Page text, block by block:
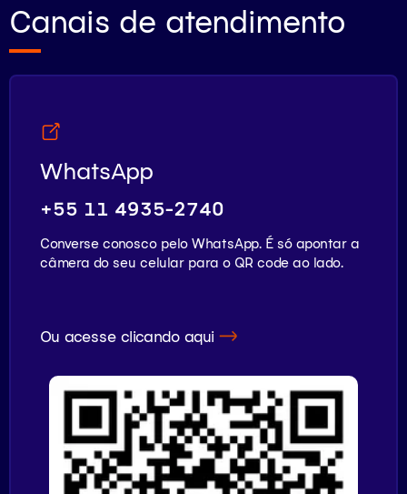
Canais de atendimento
WhatsApp
+55 11 4935-2740
Converse conosco pelo WhatsApp. É só apontar a
câmera do seu celular para o QR code ao lado.
Ou acesse clicando aqui